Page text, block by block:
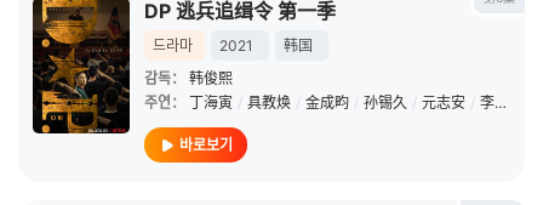
DP 逃兵追缉令 第一季
드라마 2021
韩国
감독：
韩俊熙
주연：
丁海寅 / 具教焕 / 金成畇 / 孙锡久 / 元志安 / 李濬荣
바로보기